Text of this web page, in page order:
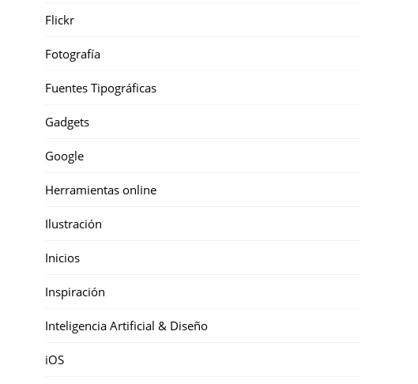
Flickr
Fotografía
Fuentes Tipográficas
Gadgets
Google
Herramientas online
Ilustración
Inicios
Inspiración
Inteligencia Artificial & Diseño
iOS